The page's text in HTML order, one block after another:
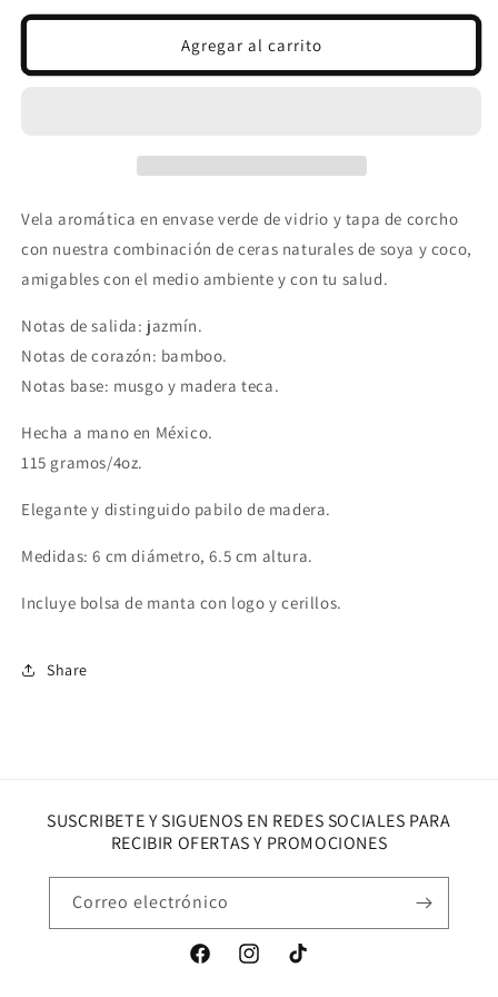
para
para
MiniAgregar al carrito
Vela aromática en envase verde de vidrio y tapa de corcho
con nuestra combinación de ceras naturales de soya y coco,
amigables con el medio ambiente y con tu salud.
Notas de salida: jazmín.
Notas de corazón: bamboo.
Notas base: musgo y madera teca.
Hecha a mano en México.
115 gramos/4oz.
Elegante y distinguido pabilo de madera.
Medidas: 6 cm diámetro, 6.5 cm altura.
Incluye bolsa de manta con logo y cerillos.
Share
SUSCRIBETE Y SIGUENOS EN REDES SOCIALES PARA
RECIBIR OFERTAS Y PROMOCIONES
Correo electrónico
FacebookInstagramTikTok